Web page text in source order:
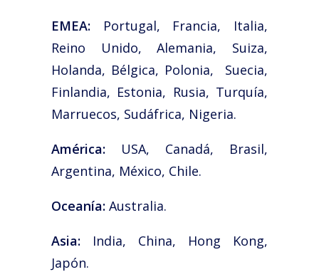
EMEA: Portugal, Francia, Italia,
Reino Unido, Alemania, Suiza,
Holanda, Bélgica, Polonia, Suecia,
Finlandia, Estonia, Rusia, Turquía,
Marruecos, Sudáfrica, Nigeria.
América: USA, Canadá, Brasil,
Argentina, México, Chile.
Oceanía: Australia.
Asia: India, China, Hong Kong,
Japón.